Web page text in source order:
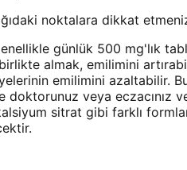
noktalara dikkat
günlük 500 mg'lık
almak, emilimini
emilimini azaltabilir.
veya eczacınız
sitrat gibi farklı